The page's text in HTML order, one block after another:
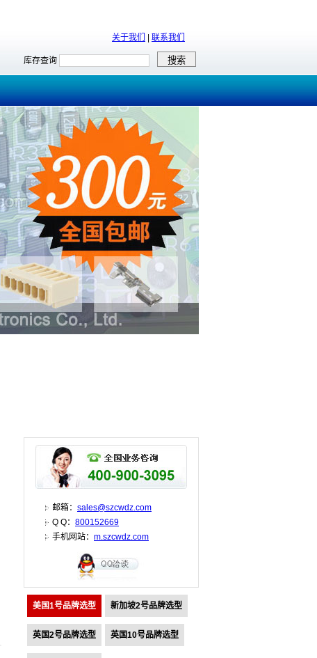
关于我们 联系我们
库存查询
邮箱： sales@szcwdz.com
Q Q： 800152669
手机网站： m.szcwdz.com
美国1号品牌选型 新加坡2号品牌选型
英国2号品牌选型 英国10号品牌选型